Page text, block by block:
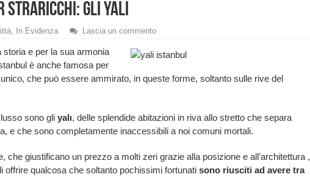
straricchi: gli yalı
, In Evidenza Lascia un commento
e per la sua armonia
è anche famosa per
che può essere ammirato, in queste forme, soltanto sulle rive del
sono gli yalı, delle splendide abitazioni in riva allo stretto che separa
e che sono completamente inaccessibili a noi comuni mortali.
che giustificano un prezzo a molti zeri grazie alla posizione e all’architettura ,
offrire qualcosa che soltanto pochissimi fortunati sono riusciti ad avere tra